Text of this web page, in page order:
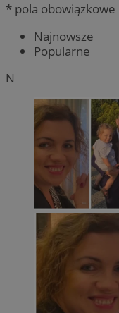
* pola obowiązkowe
Najnowsze
Popularne
N